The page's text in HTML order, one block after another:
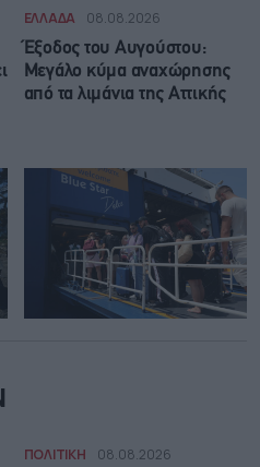
ΕΛΛΑΔΑ 08.08.2026
Έξοδος του Αυγούστου:
Μεγάλο κύμα αναχώρησης
από τα λιμάνια της Αττικής
ΠΟΛΙΤΙΚΗ 08.08.2026